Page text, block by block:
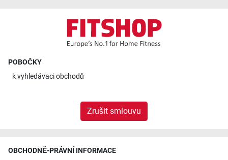
POBOČKY
kvyhledávaci obchodů
Zrušit smlouvu
OBCHODNĚ-PRÁVNÍ INFORMACE